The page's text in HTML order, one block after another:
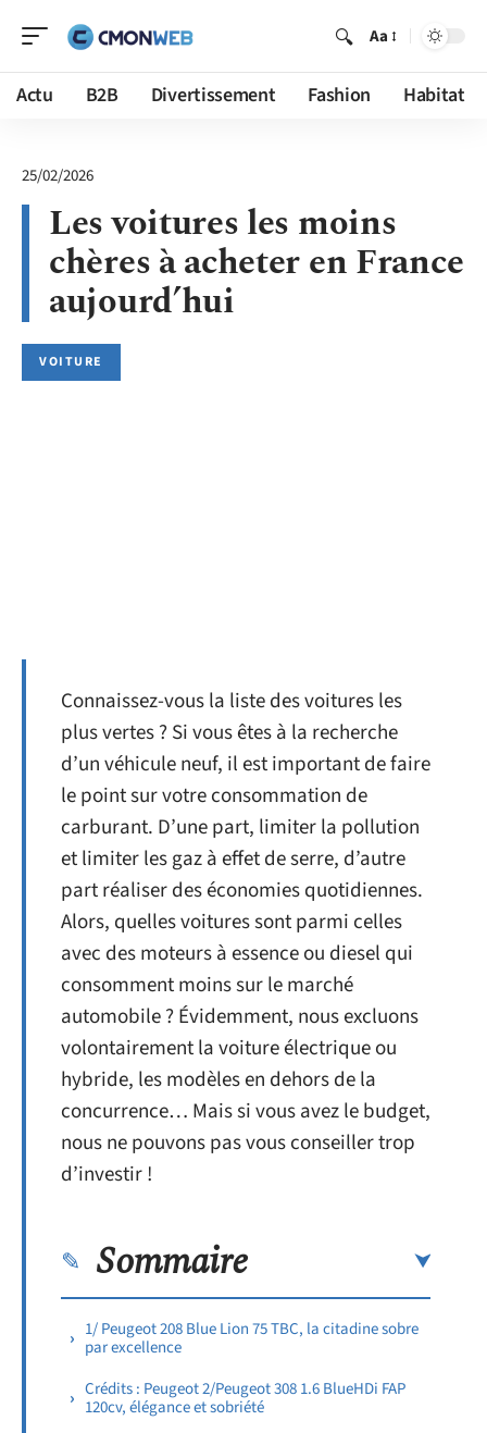
Aa
Actu B2B Divertissement Fashion Habitat
25/02/2026
Les voitures les moins
chères à acheter en France
aujourd’hui
VOITURE
Connaissez-vous la liste des voitures les
plus vertes ? Si vous êtes à la recherche
d’un véhicule neuf, il est important de faire
le point sur votre consommation de
carburant. D’une part, limiter la pollution
et limiter les gaz à effet de serre, d’autre
part réaliser des économies quotidiennes.
Alors, quelles voitures sont parmi celles
avec des moteurs à essence ou diesel qui
consomment moins sur le marché
automobile ? Évidemment, nous excluons
volontairement la voiture électrique ou
hybride, les modèles en dehors de la
concurrence… Mais si vous avez le budget,
nous ne pouvons pas vous conseiller trop
d’investir !
Sommaire
1/ Peugeot 208 Blue Lion 75 TBC, la citadine sobre
par excellence
Crédits : Peugeot 2/Peugeot 308 1.6 BlueHDi FAP
120cv, élégance et sobriété